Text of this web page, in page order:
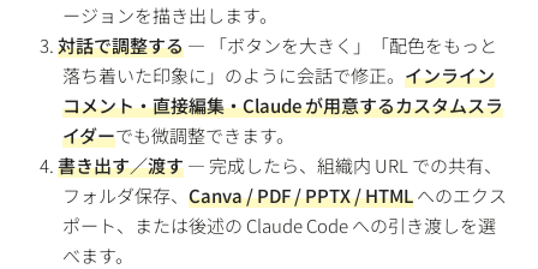
ージョンを描き出します。
対話で調整する— 「ボタンを大きく」「配色をもっと
落ち着いた印象に」のように会話で修正。インライン
コメント・直接編集・Claude が用意するカスタムスラ
イダーでも微調整できます。
書き出す／渡す— 完成したら、組織内 URL での共有、
フォルダ保存、Canva / PDF / PPTX / HTMLへのエクス
ポート、または後述の Claude Code への引き渡しを選
べます。